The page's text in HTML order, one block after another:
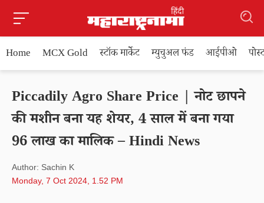
Home MCX Gold स्टॉक मार्केट म्युचुअल फंड आईपीओ
Piccadily Agro Share Price | नोट छापने
की मशीन बना यह शेयर, 4 साल में बना गया
96 लाख का मालिक – Hindi News
Author: Sachin K
Monday, 7 Oct 2024, 1.52 PM